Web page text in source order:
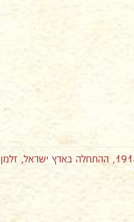
ישראל, זלמן יצחק לנדרס 17א ←